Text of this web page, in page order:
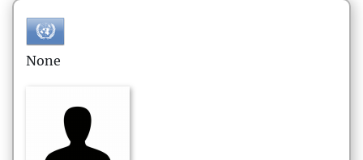
None